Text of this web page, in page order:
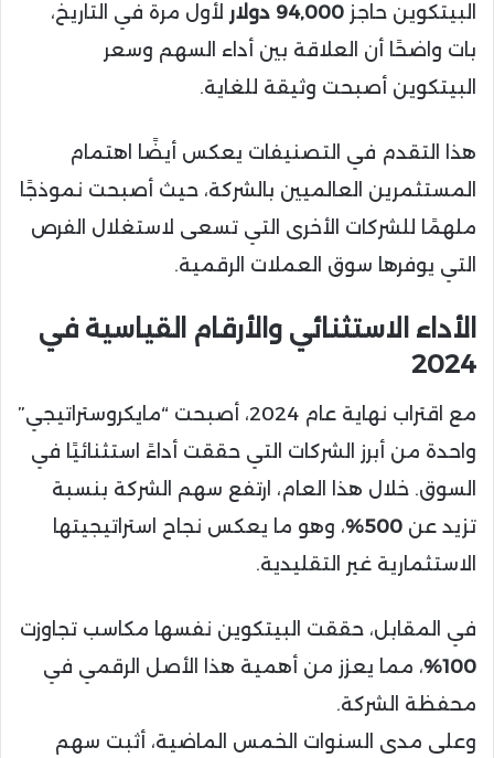
البيتكوين حاجز 94,000 دولار
لأول مرة في التاريخ،
بات واضحًا أن العلاقة بين أداء السهم وسعر
البيتكوين أصبحت وثيقة للغاية.
هذا التقدم في التصنيفات يعكس أيضًا اهتمام
المستثمرين العالميين بالشركة، حيث أصبحت نموذجًا
ملهمًا للشركات الأخرى التي تسعى لاستغلال الفرص
التي يوفرها سوق العملات الرقمية.
الأداء الاستثنائي والأرقام القياسية في
2024
مع اقتراب نهاية عام 2024، أصبحت “مايكروستراتيجي”
واحدة من أبرز الشركات التي حققت أداءً استثنائيًا في
السوق. خلال هذا العام، ارتفع سهم الشركة بنسبة
تزيد عن 500%
، وهو ما يعكس نجاح استراتيجيتها
الاستثمارية غير التقليدية.
في المقابل، حققت البيتكوين نفسها مكاسب تجاوزت
100%
، مما يعزز من أهمية هذا الأصل الرقمي في
محفظة الشركة.
وعلى مدى السنوات الخمس الماضية، أثبت سهم